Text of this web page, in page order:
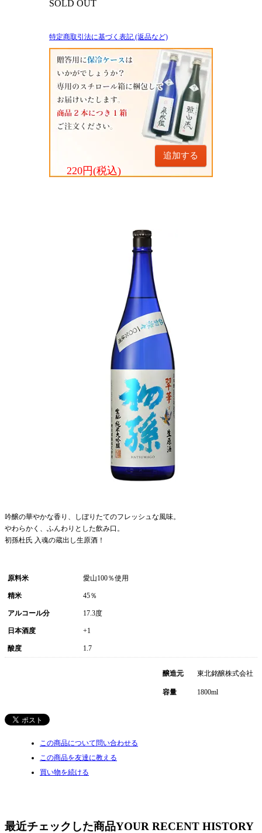
SOLD OUT
特定商取引法に基づく表記 (返品など)
追加する
220円(税込)
吟醸の華やかな香り、しぼりたてのフレッシュな風味。
やわらかく、ふんわりとした飲み口。
初孫杜氏 入魂の蔵出し生原酒！
原料米 愛山100％使用
精米 45％
アルコール分 17.3度
日本酒度 +1
酸度 1.7
醸造元 東北銘醸株式会社
容量 1800ml
この商品について問い合わせる
この商品を友達に教える
買い物を続ける
最近チェックした商品YOUR RECENT HISTORY